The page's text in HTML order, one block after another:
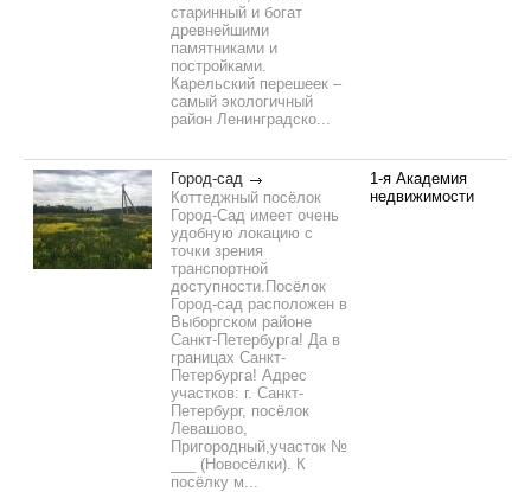
старинный и богат
древнейшими
памятниками и
постройками.
Карельский перешеек –
самый экологичный
район Ленинградско...
Город-сад
Коттеджный посёлок
Город-Сад имеет очень
удобную локацию с
точки зрения
транспортной
доступности.Посёлок
Город-сад расположен в
Выборгском районе
Санкт-Петербурга! Да в
границах Санкт-
Петербурга! Адрес
участков: г. Санкт-
Петербург, посёлок
Левашово,
Пригородный,участок №
___ (Новосёлки). К
посёлку м...
1-я Академия
недвижимости